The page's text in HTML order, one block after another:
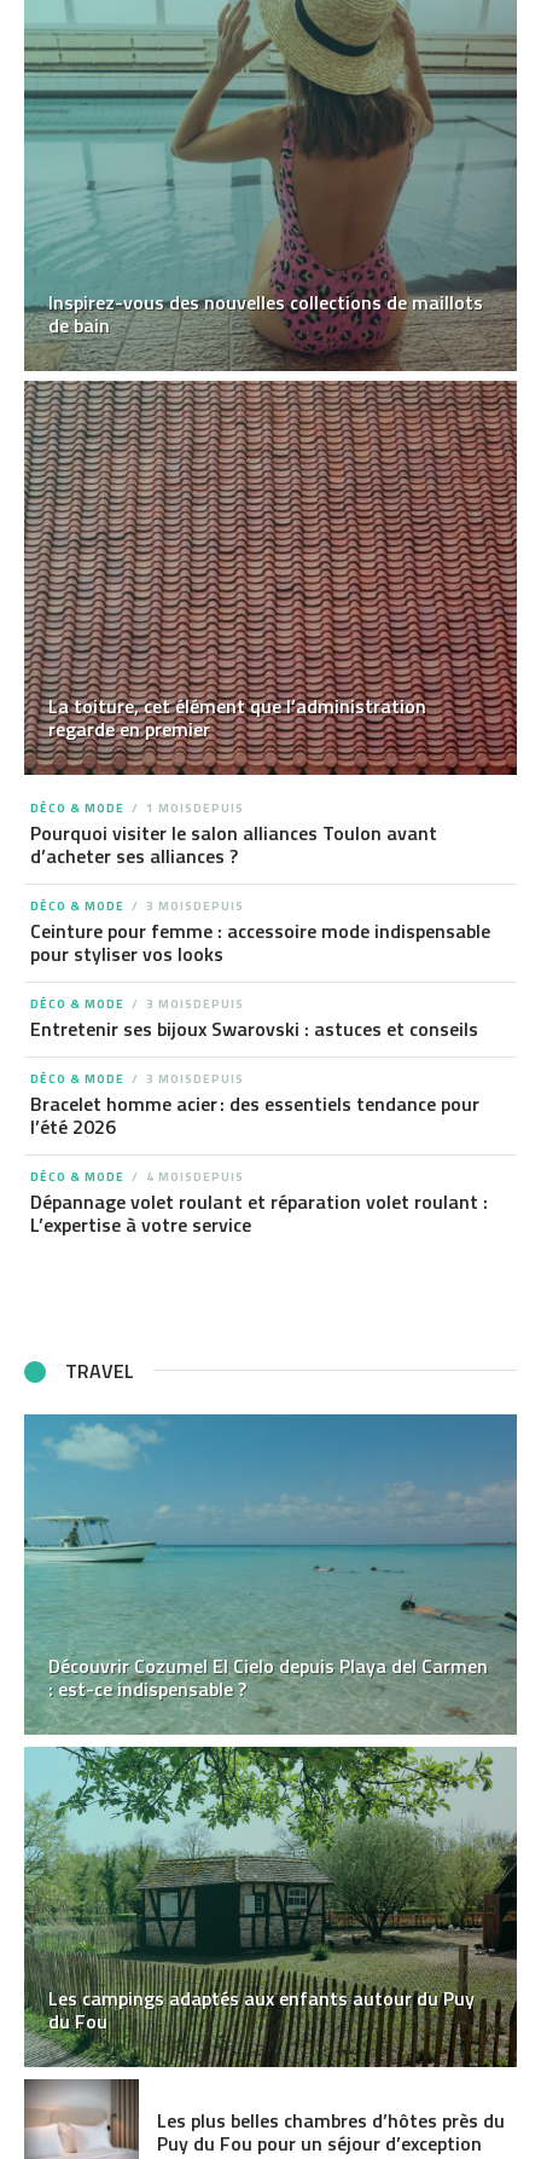
Inspirez-vous des nouvelles collections de maillots
de bain
La toiture, cet élément que l’administration
regarde en premier
DÉCO & MODE 1 MOISDEPUIS
Pourquoi visiter le salon alliances Toulon avant
d’acheter ses alliances ?
DÉCO & MODE 3 MOISDEPUIS
Ceinture pour femme : accessoire mode indispensable
pour styliser vos looks
DÉCO & MODE 3 MOISDEPUIS
Entretenir ses bijoux Swarovski : astuces et conseils
DÉCO & MODE 3 MOISDEPUIS
Bracelet homme acier : des essentiels tendance pour
l’été 2026
DÉCO & MODE 4 MOISDEPUIS
Dépannage volet roulant et réparation volet roulant :
L’expertise à votre service
TRAVEL
Découvrir Cozumel El Cielo depuis Playa del Carmen
: est-ce indispensable ?
Les campings adaptés aux enfants autour du Puy
du Fou
Les plus belles chambres d’hôtes près du
Puy du Fou pour un séjour d’exception